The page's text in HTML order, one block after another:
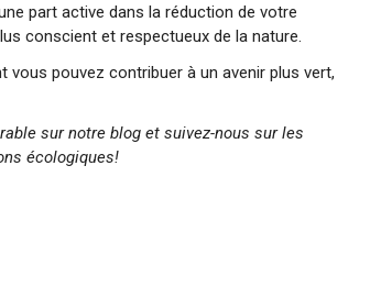
part active dans la réduction de votre
conscient et respectueux de la nature.
pouvez contribuer à un avenir plus vert,
sur notre blog et suivez-nous sur les
écologiques!